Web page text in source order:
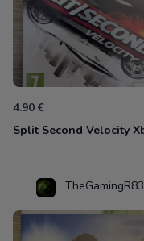
4.90 €
TheGamingR83